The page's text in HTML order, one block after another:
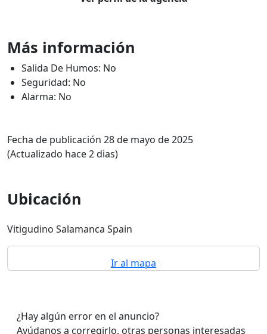
Más información
Salida De Humos: No
Seguridad: No
Alarma: No
Fecha de publicación 28 de mayo de 2025
(Actualizado hace 2 dias)
Ubicación
Vitigudino Salamanca Spain
Ir al mapa
¿Hay algún error en el anuncio?
Ayúdanos a corregirlo, otras personas interesadas